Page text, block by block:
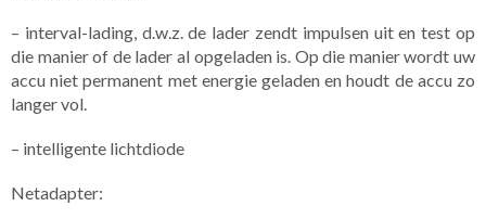
– interval-lading, d.w.z. de lader zendt impulsen uit en test op
die manier of de lader al opgeladen is. Op die manier wordt uw
accu niet permanent met energie geladen en houdt de accu zo
langer vol.
– intelligente lichtdiode
Netadapter: